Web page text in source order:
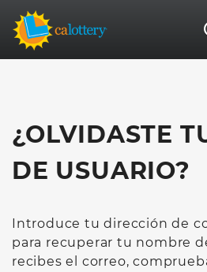
¿OLVIDASTE
DE USUARIO?
Introduce tu dirección de
para recuperar tu nombre
recibes el correo,